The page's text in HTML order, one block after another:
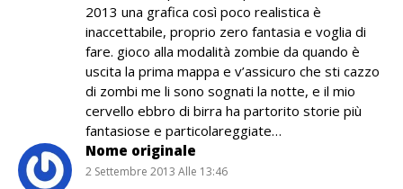
2013 una grafica così poco realistica è
inaccettabile, proprio zero fantasia e voglia di
fare. gioco alla modalità zombie da quando è
uscita la prima mappa e v’assicuro che sti cazzo
di zombi me li sono sognati la notte, e il mio
cervello ebbro di birra ha partorito storie più
fantasiose e particolareggiate…
Nome originale
2 Settembre 2013 Alle 13:46